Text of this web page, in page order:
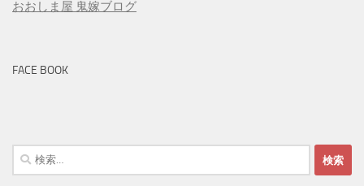
おおしま屋 鬼嫁ブログ
FACE BOOK
検
索: